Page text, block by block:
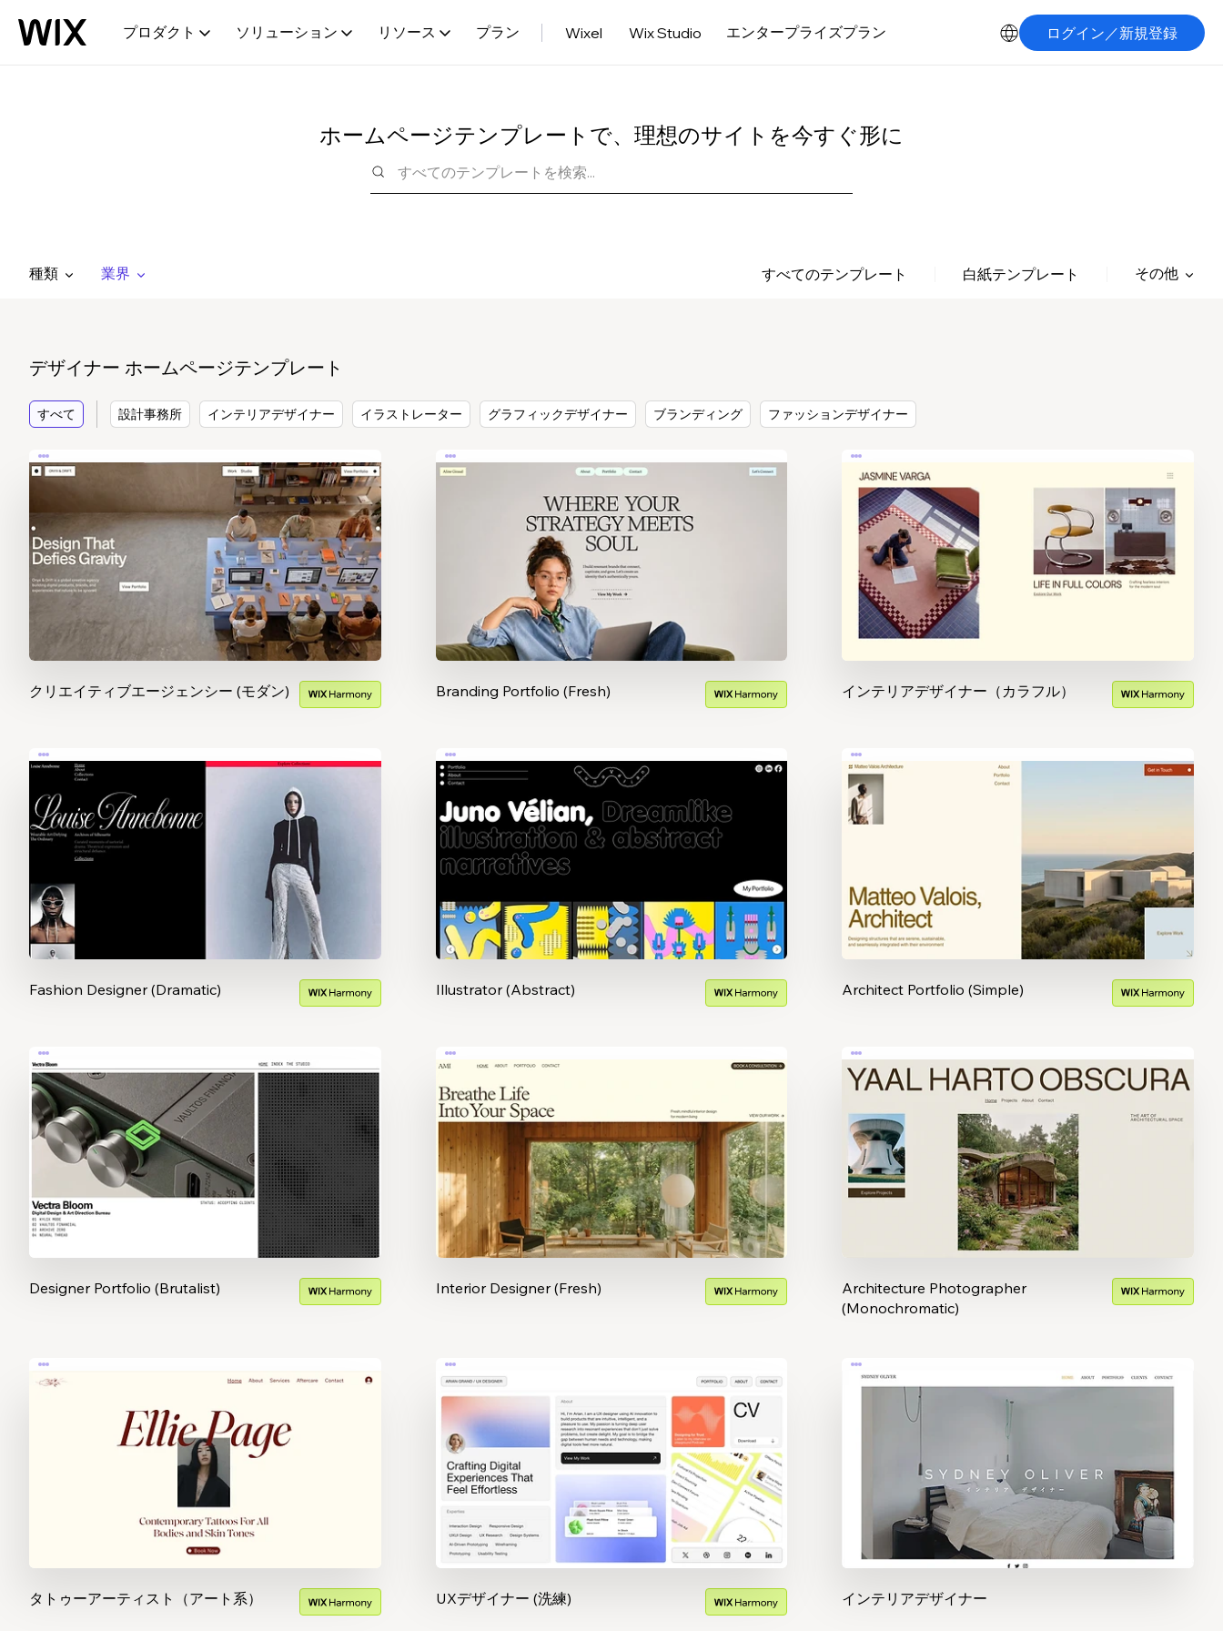
プロダクト ソリューション リソース プラン Wixel Wix Studio エンタープライズプラン ログイン／新規登録
ホームページテンプレートで、理想のサイトを今すぐ形に
種類 業界 すべてのテンプレート 白紙テンプレート その他
デザイナー ホームページテンプレート
すべて 設計事務所 インテリアデザイナー イラストレーター グラフィックデザイナー ブランディング ファッションデザイナー
クリエイティブエージェンシー (モダン) Branding Portfolio (Fresh) インテリアデザイナー（カラフル）
Fashion Designer (Dramatic) Illustrator (Abstract) Architect Portfolio (Simple)
Designer Portfolio (Brutalist) Interior Designer (Fresh)
Architecture Photographer
(Monochromatic)
タトゥーアーティスト（アート系） UXデザイナー (洗練) インテリアデザイナー